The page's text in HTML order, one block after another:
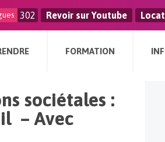
302 Revoir sur Youtube
FORMATION
sociétales :
– Avec